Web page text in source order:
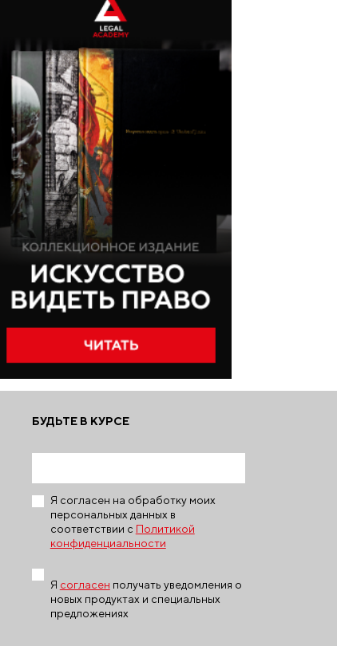
БУДЬТЕ В КУРСЕ
Я согласен на обработку моих
персональных данных в
соответствии с Политикой
конфиденциальности
Я согласен получать уведомления о
новых продуктах и специальных
предложениях